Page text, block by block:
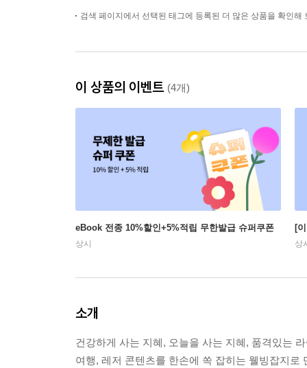
검색 페이지에서 선택된 태그에 등록된 더 많은 상품을 확인해
이 상품의 이벤트 (4개)
eBook 전종 10%할인+5%적립 무한발급 슈퍼쿠폰
상시
[
상
소개
건강하게 사는 지혜, 오늘을 사는 지혜, 품격있는
여행, 레저 콘텐츠를 한손에 쏙 잡히는 웰빙잡지로